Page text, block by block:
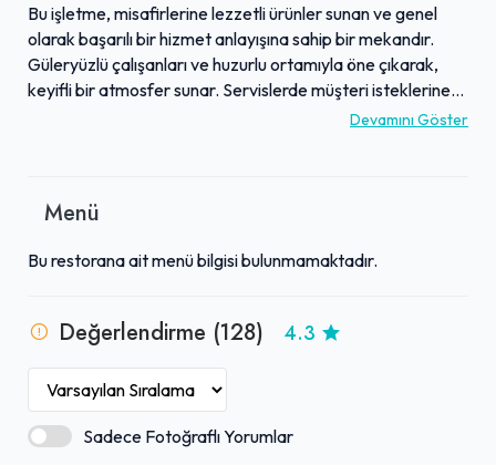
Bu işletme, misafirlerine lezzetli ürünler sunan ve genel
olarak başarılı bir hizmet anlayışına sahip bir mekandır.
Güleryüzlü çalışanları ve huzurlu ortamıyla öne çıkarak,
keyifli bir atmosfer sunar. Servislerde müşteri isteklerine
özen gösterilmesi, kişiselleştirilmiş bir deneyim
bulunduğu zamanlarda, eğlenceli ve güzel anlar geçirmek
edici bir deneyim sunmayı hedefleyen bir işletmedir.
Devamını Göster
Menü
Bu restorana ait menü bilgisi bulunmamaktadır.
Değerlendirme (128) 4.3
Sadece Fotoğraflı Yorumlar